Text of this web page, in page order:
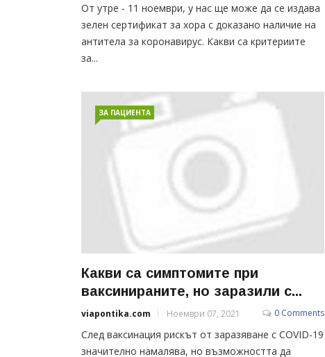
От утре - 11 ноември, у нас ще може да се издава
зелен сертификат за хора с доказано наличие на
антитела за коронавирус. Какви са критериите
за...
ЗА ПАЦИЕНТА
Какви са симптомите при
ваксинираните, но заразили с...
viapontika.com Ноември 07, 2021 0 Comments
След ваксинация рискът от заразяване с COVID-19
значително намалява, но възможността да